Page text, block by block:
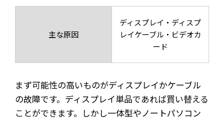
主な原因
ディスプレイ・ディスプ
レイケーブル・ビデオカ
ード
まず可能性の高いものがディスプレイかケーブル
の故障です。ディスプレイ単品であれば買い替える
ことができます。しかし一体型やノートパソコン